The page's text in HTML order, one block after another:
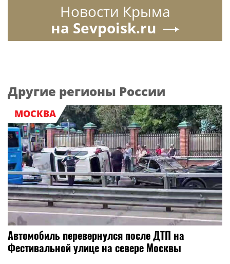
Новости Крыма
на Sevpoisk.ru
Другие регионы России
МОСКВА
Автомобиль перевернулся после ДТП на
Фестивальной улице на севере Москвы